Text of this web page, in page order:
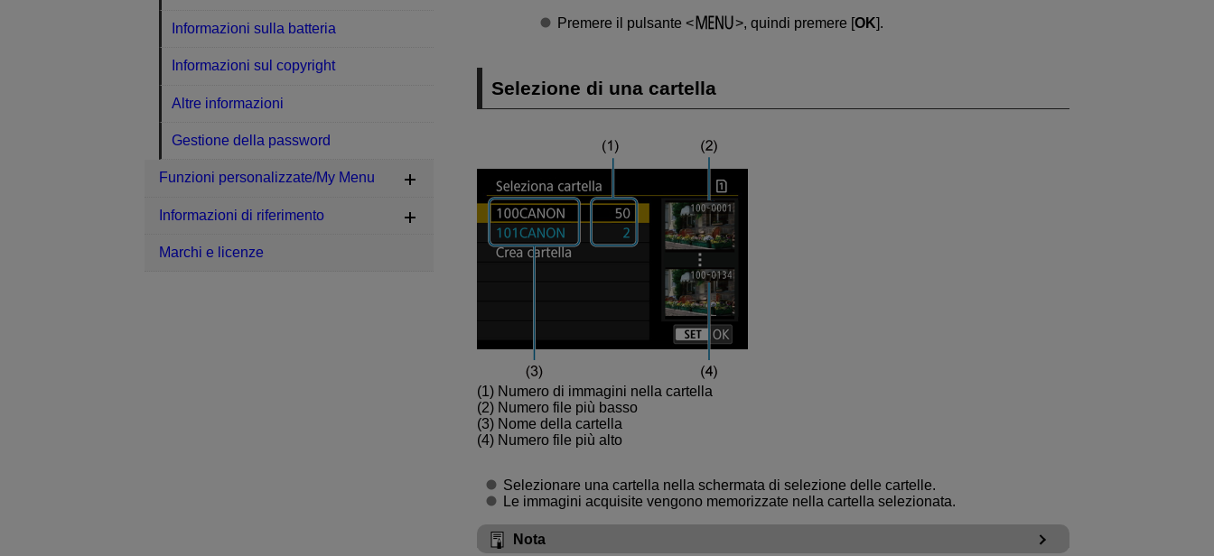
Premere il pulsante , quindi premere [OK].
Selezione di una cartella
(1) Numero di immagini nella cartella
(2) Numero file più basso
(3) Nome della cartella
(4) Numero file più alto
Selezionare una cartella nella schermata di selezione delle cartelle.
Le immagini acquisite vengono memorizzate nella cartella selezionata.
Nota
Informazioni sulla batteria
Informazioni sul copyright
Altre informazioni
Gestione della password
Funzioni personalizzate/My Menu
Informazioni di riferimento
Marchi e licenze